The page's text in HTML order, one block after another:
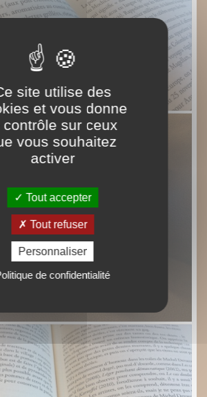
site utilise des
et vous donne
contrôle sur ceux
vous souhaitez
activer
Tout accepter
Tout refuser
Personnaliser
de confidentialité